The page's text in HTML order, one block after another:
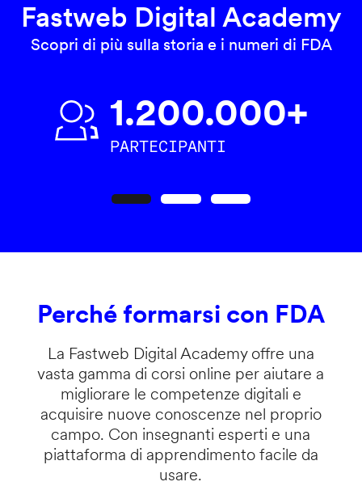
Fastweb Digital Academy
Scopri di più sulla storia e i numeri di FDA
1.200.000+
PARTECIPANTI
Perché formarsi con FDA
La Fastweb Digital Academy offre una
vasta gamma di corsi online per aiutare a
migliorare le competenze digitali e
acquisire nuove conoscenze nel proprio
campo. Con insegnanti esperti e una
piattaforma di apprendimento facile da
usare.